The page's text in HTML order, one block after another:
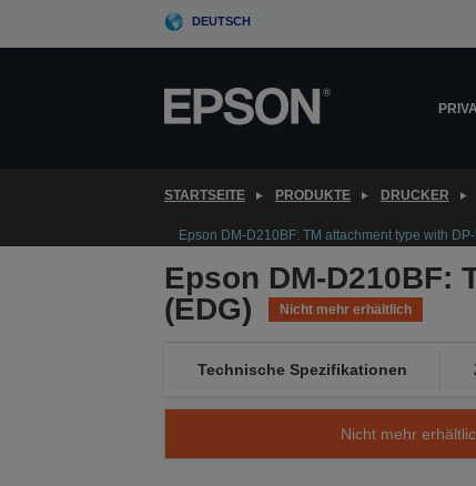
DEUTSCH
STARTSEITE PRODUKTE DRUCKER
Epson DM-D210BF: TM attachment type with
Epson DM-D210BF:
(EDG)
Nicht mehr erhältlich
Technische Spezifikationen
Nicht mehr